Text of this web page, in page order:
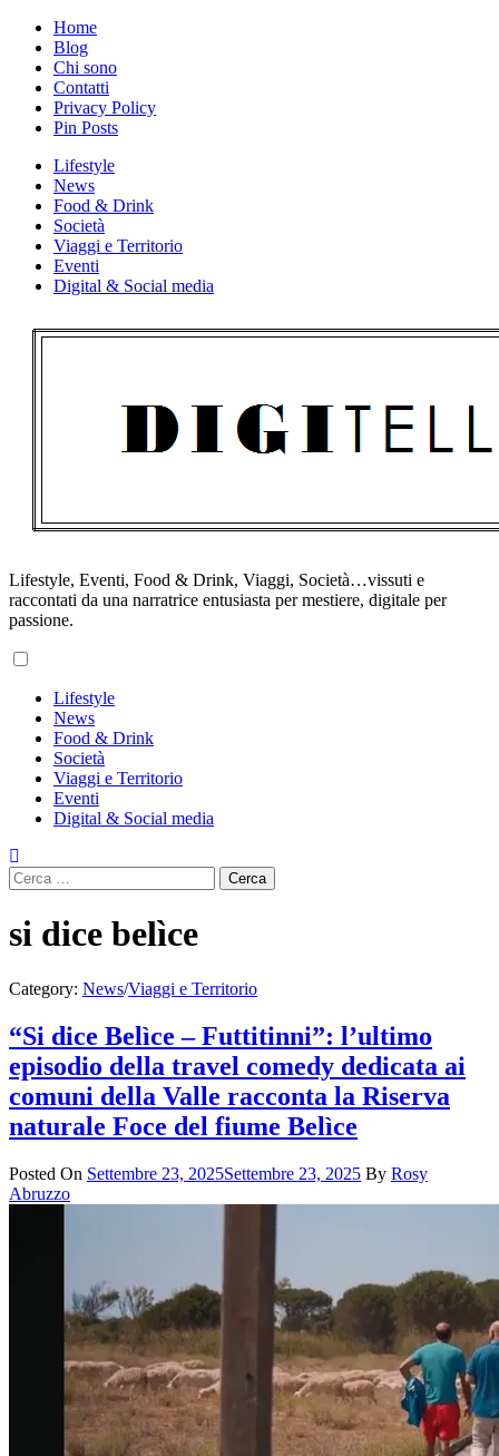
Skip
content
Home
Blog
Chi sono
Contatti
Privacy Policy
Pin Posts
Lifestyle
News
Food & Drink
Società
Viaggi e Territorio
Eventi
Digital & Social media
Lifestyle, Eventi, Food & Drink, Viaggi, Società…vissuti e
raccontati da una narratrice entusiasta per mestiere, digitale per
passione.
Menu
Lifestyle
News
Food & Drink
Società
Viaggi e Territorio
Eventi
Digital & Social media
Ricerca
per:
si dice belìce
Category: News/Viaggi e Territorio
“Si dice Belìce – Futtitinni”: l’ultimo
episodio della travel comedy dedicata ai
comuni della Valle racconta la Riserva
naturale Foce del fiume Belìce
Posted On Settembre 23, 2025Settembre 23, 2025 By Rosy
Abruzzo